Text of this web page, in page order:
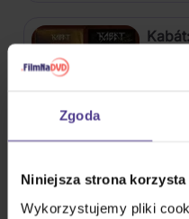
Zgoda
Niniejsza strona
Wykorzystujemy pliki
Na
Mišík